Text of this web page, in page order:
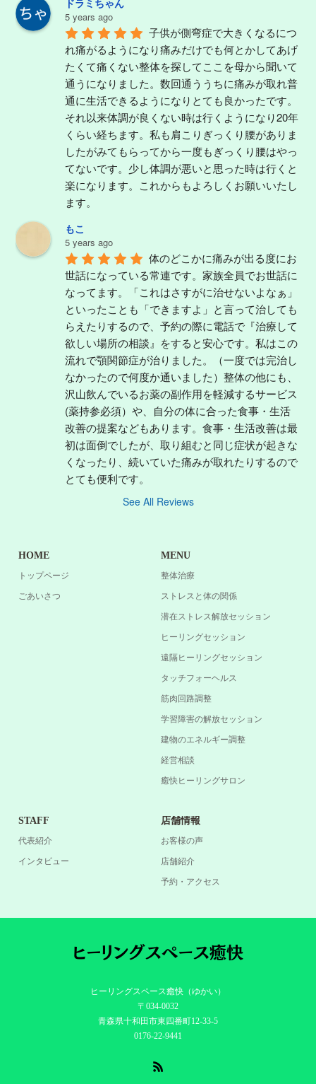
5 years ago
子供が側弯症で大きくなるにつ
れ痛がるようになり痛みだけでも何とかしてあげ
たくて痛くない整体を探してここを母から聞いて
通うになりました。数回通ううちに痛みが取れ普
通に生活できるようになりとても良かったです。
それ以来体調が良くない時は行くようになり20年
くらい経ちます。私も肩こりぎっくり腰がありま
したがみてもらってから一度もぎっくり腰はやっ
てないです。少し体調が悪いと思った時は行くと
楽になります。これからもよろしくお願いいたし
ます。
もこ
5 years ago
体のどこかに痛みが出る度にお
世話になっている常連です。家族全員でお世話に
なってます。「これはさすがに治せないよなぁ」
といったことも「できますよ」と言って治しても
らえたりするので、予約の際に電話で『治療して
欲しい場所の相談』をすると安心です。私はこの
流れで顎関節症が治りました。（一度では完治し
なかったので何度か通いました）整体の他にも、
沢山飲んでいるお薬の副作用を軽減するサービス
(薬持参必須）や、自分の体に合った食事・生活
改善の提案などもあります。食事・生活改善は最
初は面倒でしたが、取り組むと同じ症状が起きな
くなったり、続いていた痛みが取れたりするので
とても便利です。
See All Reviews
HOME
トップページ
ごあいさつ
MENU
整体治療
ストレスと体の関係
潜在ストレス解放セッション
ヒーリングセッション
遠隔ヒーリングセッション
タッチフォーヘルス
筋肉回路調整
学習障害の解放セッション
建物のエネルギー調整
経営相談
癒快ヒーリングサロン
STAFF
代表紹介
インタビュー
店舗情報
お客様の声
店舗紹介
予約・アクセス
ヒーリングスペース癒快（ゆかい）
〒034-0032
青森県十和田市東四番町12-33-5
0176-22-9441